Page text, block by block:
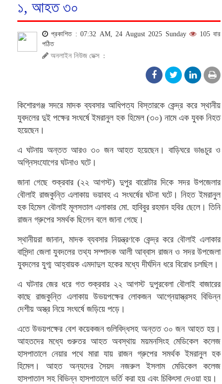
১, আহত ৩০
প্রকাশিত : 07:32 AM, 24 August 2025 Sunday
105 বার
পঠিত
অনলাইন নিউজ ডেক্স :
কিশোরগঞ্জ সদরে মাদক ব্যবসার আধিপত্য বিস্তারকে কেন্দ্র করে স্থানীয়
যুবদলের দুই পক্ষের সংঘর্ষে ইমরানুল হক হিমেল (৩০) নামে এক যুবক নিহত
হয়েছেন।
এ ঘটনায় অন্তত আরও ৩০ জন আহত হয়েছেন। বাড়িঘরে ভাঙচুর ও
অগ্নিসংযোগের ঘটনাও ঘটে।
জানা গেছে শুক্রবার (২২ আগস্ট) দুপুর বারোটার দিকে সদর উপজেলার
বৌলাই রাজকুন্তি এলাকায় ভয়াবহ এ সংঘর্ষের ঘটনা ঘটে। নিহত ইমরানুল
হক হিমেল বৌলাই মূলসতাল এলাকার মো. হাবিবুর রহমান হবির ছেলে। তিনি
রাজন গ্রুপের সমর্থক ছিলেন বলে জানা গেছে।
স্থানীয়রা জানান, মাদক ব্যবসার নিয়ন্ত্রণকে কেন্দ্র করে বৌলাই এলাকার
বাসিন্দা জেলা যুবদলের তথ্য সম্পাদক আলী আব্বাস রাজন ও সদর উপজেলা
যুবদলের যুগ্ম আহ্বায়ক এমদাদুল হকের মধ্যে দীর্ঘদিন ধরে বিরোধ চলছিল।
এ ঘটনার জের ধরে গত শুক্রবার ২২ আগস্ট দুপুরবেলা বৌলাই বাজারের
কাছে রাজকুন্তি এলাকায় উভয়পক্ষের লোকজন আগ্নেয়াস্ত্রসহ বিভিন্ন
দেশীয় অস্ত্র নিয়ে সংঘর্ষে জড়িয়ে পড়ে।
এতে উভয়পক্ষের বেশ কয়েকজন গুলিবিদ্ধসহ অন্তত ৩০ জন আহত হয়।
আহতদের মধ্যে গুরুতর আহত অবস্থায় ময়মনসিংহ মেডিকেল কলেজ
হাসপাতালে নেয়ার পথে মারা যায় রাজন গ্রুপের সমর্থক ইমরানুল হক
হিমেল। আহত অন্যদের সৈয়দ নজরুল ইসলাম মেডিকেল কলেজ
হাসপাতাল সহ বিভিন্ন হাসপাতালে ভর্তি করা হয় এবং চিকিৎসা দেওয়া হয়।